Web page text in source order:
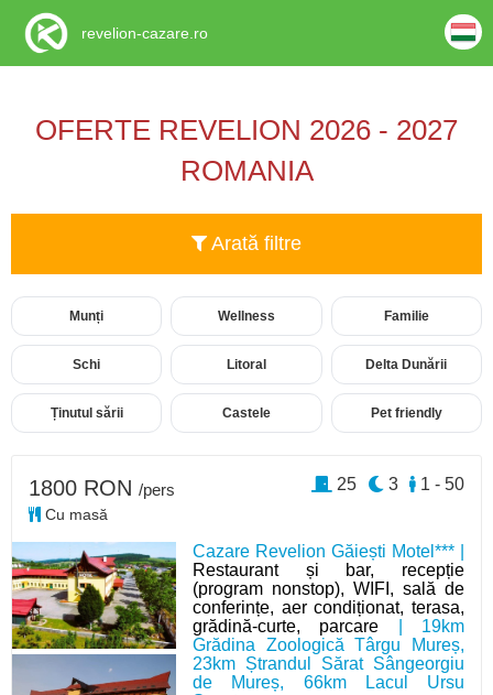
OFERTE REVELION 2026 - 2027
ROMANIA
Arată filtre
Munți Wellness Familie
Schi Litoral Delta Dunării
Ținutul sării Castele Pet friendly
Cazare Revelion Găiești Motel*** |
Restaurant și bar, recepție
(program nonstop), WIFI, sală de
conferințe, aer condiționat, terasa,
grădină-curte, parcare | 19km
Grădina Zoologică Târgu Mureș,
23km Ștrandul Sărat Sângeorgiu
de Mureș, 66km Lacul Ursu
1800 RON /pers
Cu masă
1 - 50
3
25
revelion-cazare.ro